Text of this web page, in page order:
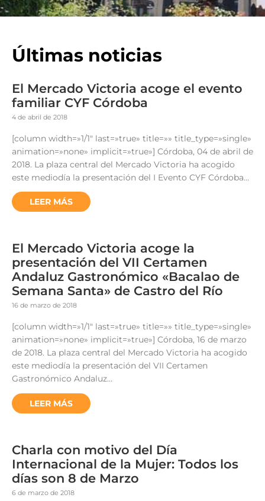
Últimas noticias
El Mercado Victoria acoge el evento
familiar CYF Córdoba
4 de abril de 2018
[column width=»1/1″ last=»true» title=»» title_type=»single»
animation=»none» implicit=»true»] Córdoba, 04 de abril de
2018. La plaza central del Mercado Victoria ha acogido
este mediodía la presentación del I Evento CYF Córdoba…
LEER MÁS
El Mercado Victoria acoge la
presentación del VII Certamen
Andaluz Gastronómico «Bacalao de
Semana Santa» de Castro del Río
16 de marzo de 2018
[column width=»1/1″ last=»true» title=»» title_type=»single»
animation=»none» implicit=»true»] Córdoba, 16 de marzo
de 2018. La plaza central del Mercado Victoria ha acogido
este mediodía la presentación del VII Certamen
Gastronómico Andaluz…
LEER MÁS
Charla con motivo del Día
Internacional de la Mujer: Todos los
días son 8 de Marzo
6 de marzo de 2018